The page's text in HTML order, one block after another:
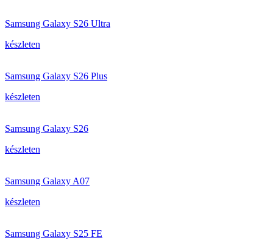
Samsung Galaxy S26 Ultra
készleten
Samsung Galaxy S26 Plus
készleten
Samsung Galaxy S26
készleten
Samsung Galaxy A07
készleten
Samsung Galaxy S25 FE